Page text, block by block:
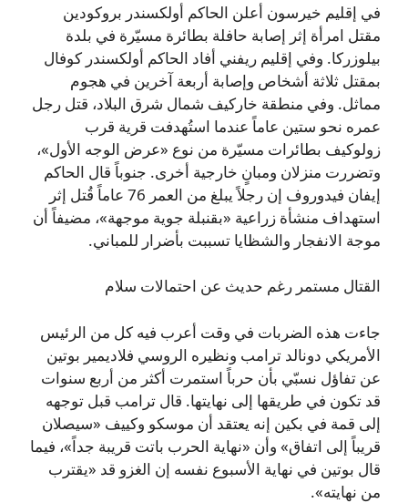
في إقليم خيرسون أعلن الحاكم أولكسندر بروكودين
مقتل امرأة إثر إصابة حافلة بطائرة مسيّرة في بلدة
بيلوزركا. وفي إقليم ريفني أفاد الحاكم أولكسندر كوفال
بمقتل ثلاثة أشخاص وإصابة أربعة آخرين في هجوم
مماثل. وفي منطقة خاركيف شمال شرق البلاد، قتل رجل
عمره نحو ستين عاماً عندما استُهدفت قرية قرب
زولوكيف بطائرات مسيّرة من نوع «عرض الوجه الأول»،
وتضررت منزلان ومبانٍ خارجية أخرى. جنوباً قال الحاكم
إيفان فيدوروف إن رجلاً يبلغ من العمر 76 عاماً قُتل إثر
استهداف منشأة زراعية «بقنبلة جوية موجهة»، مضيفاً أن
موجة الانفجار والشظايا تسببت بأضرار للمباني.
القتال مستمر رغم حديث عن احتمالات سلام
جاءت هذه الضربات في وقت أعرب فيه كل من الرئيس
الأمريكي دونالد ترامب ونظيره الروسي فلاديمير بوتين
عن تفاؤل نسبّي بأن حرباً استمرت أكثر من أربع سنوات
قد تكون في طريقها إلى نهايتها. قال ترامب قبل توجهه
إلى قمة في بكين إنه يعتقد أن موسكو وكييف «سيصلان
قريباً إلى اتفاق» وأن «نهاية الحرب باتت قريبة جداً»، فيما
قال بوتين في نهاية الأسبوع نفسه إن الغزو قد «يقترب
من نهايته».